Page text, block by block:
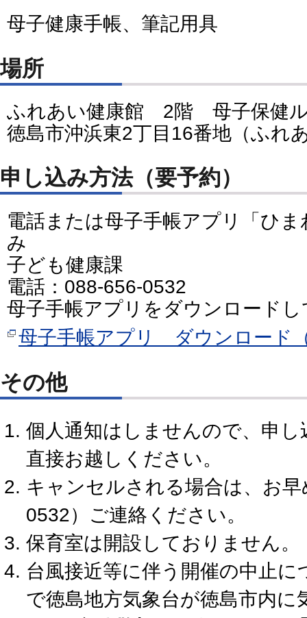
母子健康手帳、筆記用具
場所
ふれあい健康館 2階 母子保健
徳島市沖浜東2丁目16番地（ふれ
申し込み方法（要予約）
電話または母子手帳アプリ「ひ
み
子ども健康課
電話：088-656-0532
母子手帳アプリをダウンロード
母子手帳アプリ ダウンロード
その他
個人通知はしませんので、申
直接お越しください。
キャンセルされる場合は、お
0532）ご連絡ください。
保育室は開設しておりません。
台風接近等に伴う開催の中止
で徳島地方気象台が徳島市内に